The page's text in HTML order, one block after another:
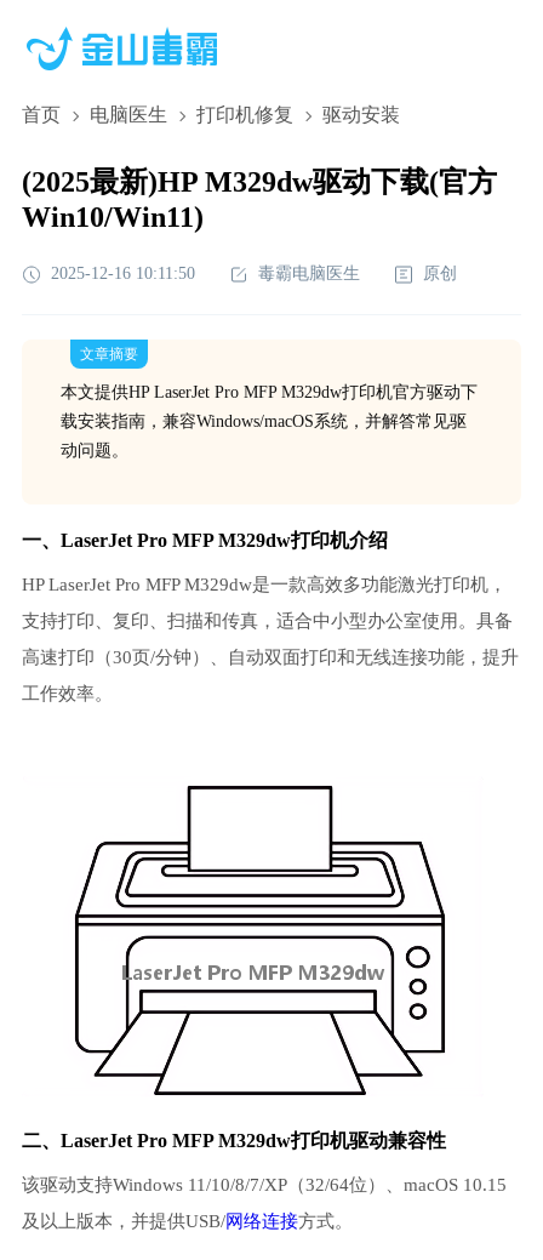
首页 电脑医生 打印机修复 驱动安装
(2025最新)HP M329dw驱动下载(官方
Win10/Win11)
2025-12-16 10:11:50 毒霸电脑医生 原创
文章摘要
本文提供HP LaserJet Pro MFP M329dw打印机官方驱动下
载安装指南，兼容Windows/macOS系统，并解答常见驱
动问题。
一、LaserJet Pro MFP M329dw打印机介绍
HP LaserJet Pro MFP M329dw是一款高效多功能激光打印机，
支持打印、复印、扫描和传真，适合中小型办公室使用。具备
高速打印（30页/分钟）、自动双面打印和无线连接功能，提升
工作效率。
二、LaserJet Pro MFP M329dw打印机驱动兼容性
该驱动支持Windows 11/10/8/7/XP（32/64位）、macOS 10.15
及以上版本，并提供USB/网络连接方式。